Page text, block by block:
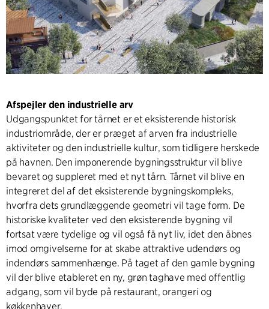
Afspejler den industrielle arv
Udgangspunktet for tårnet er et eksisterende historisk
industriområde, der er præget af arven fra industrielle
aktiviteter og den industrielle kultur, som tidligere herskede
på havnen. Den imponerende bygningsstruktur vil blive
bevaret og suppleret med et nyt tårn. Tårnet vil blive en
integreret del af det eksisterende bygningskompleks,
hvorfra dets grundlæggende geometri vil tage form. De
historiske kvaliteter ved den eksisterende bygning vil
fortsat være tydelige og vil også få nyt liv, idet den åbnes
imod omgivelserne for at skabe attraktive udendørs og
indendørs sammenhænge. På taget af den gamle bygning
vil der blive etableret en ny, grøn taghave med offentlig
adgang, som vil byde på restaurant, orangeri og
køkkenhaver.